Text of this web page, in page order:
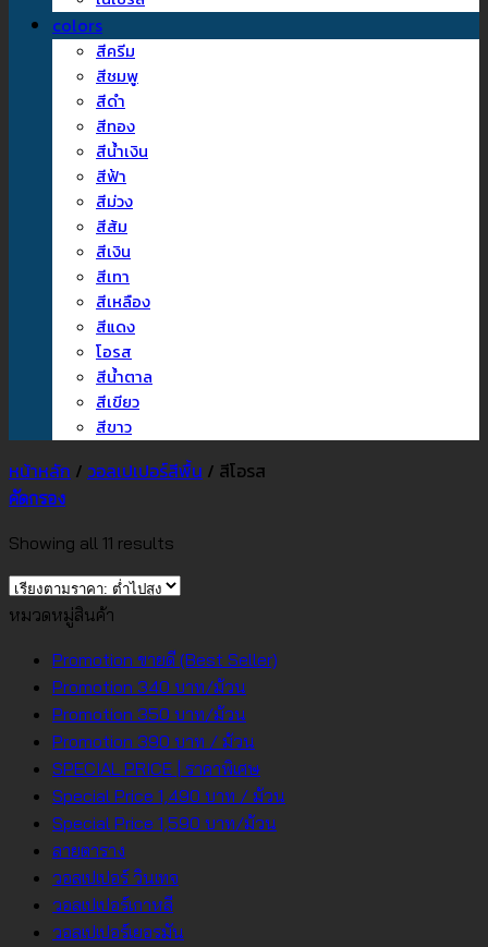
colors
สีครีม
สีชมพู
สีดำ
สีทอง
สีน้ำเงิน
สีฟ้า
สีม่วง
สีส้ม
สีเงิน
สีเทา
สีเหลือง
สีแดง
โอรส
สีน้ำตาล
สีเขียว
สีขาว
หน้าหลัก / วอลเปเปอร์สีพื้น / สีโอรส
คัดกรอง
Showing all 11 results
price:
to
high
หมวดหมู่สินค้า
Promotion ขายดี (Best Seller)
Promotion 340 บาท/ม้วน
Promotion 350 บาท/ม้วน
Promotion 390 บาท / ม้วน
SPECIAL PRICE | ราคาพิเศษ
Special Price 1,490 บาท / ม้วน
Special Price 1,590 บาท/ม้วน
ลายตาราง
วอลเปเปอร์ วินเทจ
วอลเปเปอร์เกาหลี
วอลเปเปอร์เยอรมัน